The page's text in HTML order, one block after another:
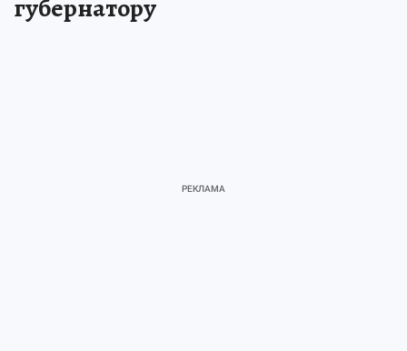
губернатору